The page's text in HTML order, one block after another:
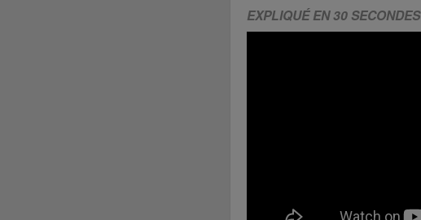
EXPLIQUÉ EN 30 SECONDES